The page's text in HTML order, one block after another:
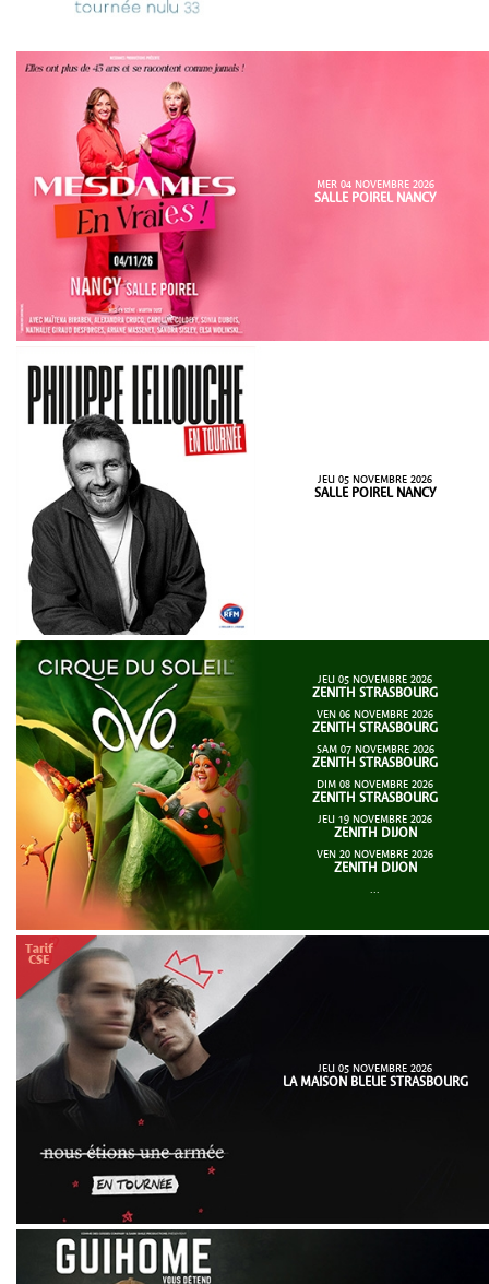
MER 04 NOVEMBRE 2026
SALLE POIREL NANCY
JEU 05 NOVEMBRE 2026
SALLE POIREL NANCY
JEU 05 NOVEMBRE 2026
ZENITH STRASBOURG
VEN 06 NOVEMBRE 2026
ZENITH STRASBOURG
SAM 07 NOVEMBRE 2026
ZENITH STRASBOURG
DIM 08 NOVEMBRE 2026
ZENITH STRASBOURG
JEU 19 NOVEMBRE 2026
ZENITH DIJON
VEN 20 NOVEMBRE 2026
ZENITH DIJON
...
JEU 05 NOVEMBRE 2026
LA MAISON BLEUE STRASBOURG